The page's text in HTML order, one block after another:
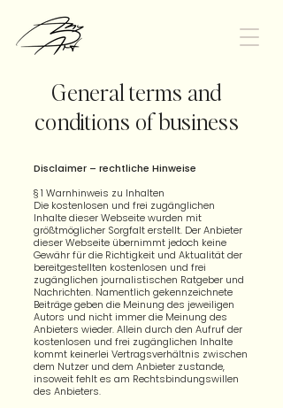
General terms and
conditions of business
Disclaimer – rechtliche Hinweise
§ 1 Warnhinweis zu Inhalten
Die kostenlosen und frei zugänglichen
Inhalte dieser Webseite wurden mit
größtmöglicher Sorgfalt erstellt. Der Anbieter
dieser Webseite übernimmt jedoch keine
Gewähr für die Richtigkeit und Aktualität der
bereitgestellten kostenlosen und frei
zugänglichen journalistischen Ratgeber und
Nachrichten. Namentlich gekennzeichnete
Beiträge geben die Meinung des jeweiligen
Autors und nicht immer die Meinung des
Anbieters wieder. Allein durch den Aufruf der
kostenlosen und frei zugänglichen Inhalte
kommt keinerlei Vertragsverhältnis zwischen
dem Nutzer und dem Anbieter zustande,
insoweit fehlt es am Rechtsbindungswillen
des Anbieters.